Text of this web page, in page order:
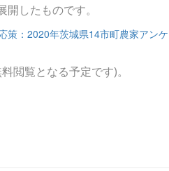
したものです。
策：2020年茨城県14市町農家アンケ
閲覧となる予定です)。